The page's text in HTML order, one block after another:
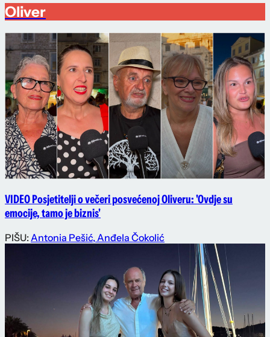
Oliver
VIDEO Posjetitelji o večeri posvećenoj Oliveru: 'Ovdje su
emocije, tamo je biznis'
PIŠU: Antonia Pešić,Anđela Čokolić